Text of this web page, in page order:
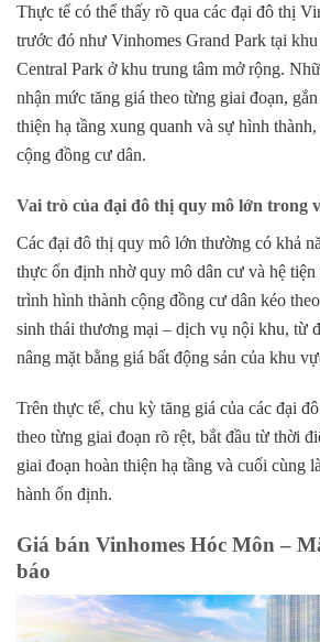
Thực tế có thể thấy rõ qua các đại đô thị
trước đó như Vinhomes Grand Park tại
Central Park ở khu trung tâm mở rộng.
nhận mức tăng giá theo từng giai đoạn,
thiện hạ tầng xung quanh và sự hình
cộng đồng cư dân.
Vai trò của đại đô thị quy mô lớn trong
Các đại đô thị quy mô lớn thường có khả
thực ổn định nhờ quy mô dân cư và hệ
trình hình thành cộng đồng cư dân kéo
sinh thái thương mại – dịch vụ nội khu, từ
nâng mặt bằng giá bất động sản của khu
Trên thực tế, chu kỳ tăng giá của các đại
theo từng giai đoạn rõ rệt, bắt đầu từ thời
giai đoạn hoàn thiện hạ tầng và cuối cùng
hành ổn định.
Giá bán Vinhomes Hóc Môn –
báo